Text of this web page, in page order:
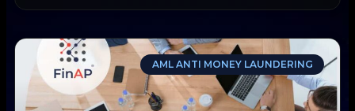
AML ANTI MONEY LAUNDERING